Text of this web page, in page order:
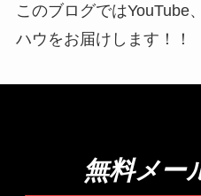
このブログではYouTube
ハウをお届けします！！
無料メー